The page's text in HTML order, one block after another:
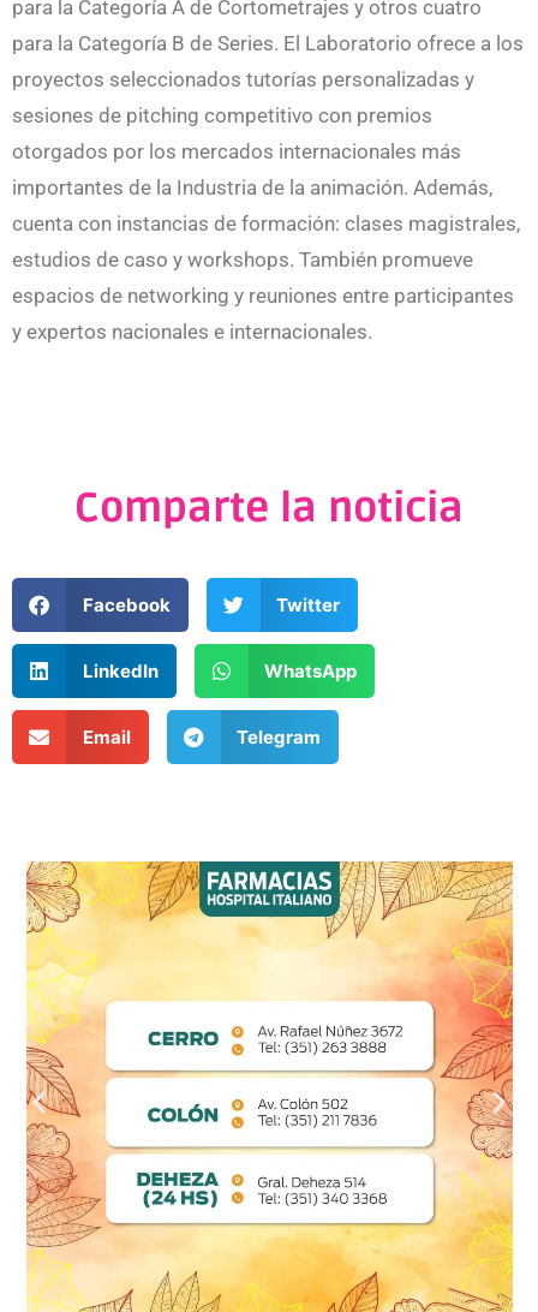
para la Categoría A de Cortometrajes y otros cuatro
para la Categoría B de Series. El Laboratorio ofrece a los
proyectos seleccionados tutorías personalizadas y
sesiones de pitching competitivo con premios
otorgados por los mercados internacionales más
importantes de la Industria de la animación. Además,
cuenta con instancias de formación: clases magistrales,
estudios de caso y workshops. También promueve
espacios de networking y reuniones entre participantes
y expertos nacionales e internacionales.
Comparte la noticia
Facebook Twitter
LinkedIn WhatsApp
Email Telegram